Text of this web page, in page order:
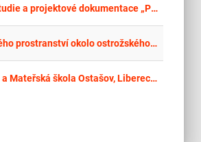
Vypracování studie a projektové dokumentace „PD + studie veřejného prostranství MŠ Západní – ZŠ Edisonova
Úprava veřejného prostranství okolo ostrožského zámku
Základní škola a Mateřská škola Ostašov, Liberec, odloučené pracoviště Heřmánková - Machnín – projektová příprava na kompletní rekonstrukci budovy